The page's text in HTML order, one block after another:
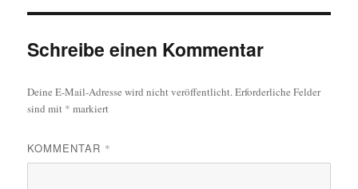
Schreibe einen Kommentar
Deine E-Mail-Adresse wird nicht veröffentlicht.Erforderliche Felder
sind mit * markiert
KOMMENTAR *